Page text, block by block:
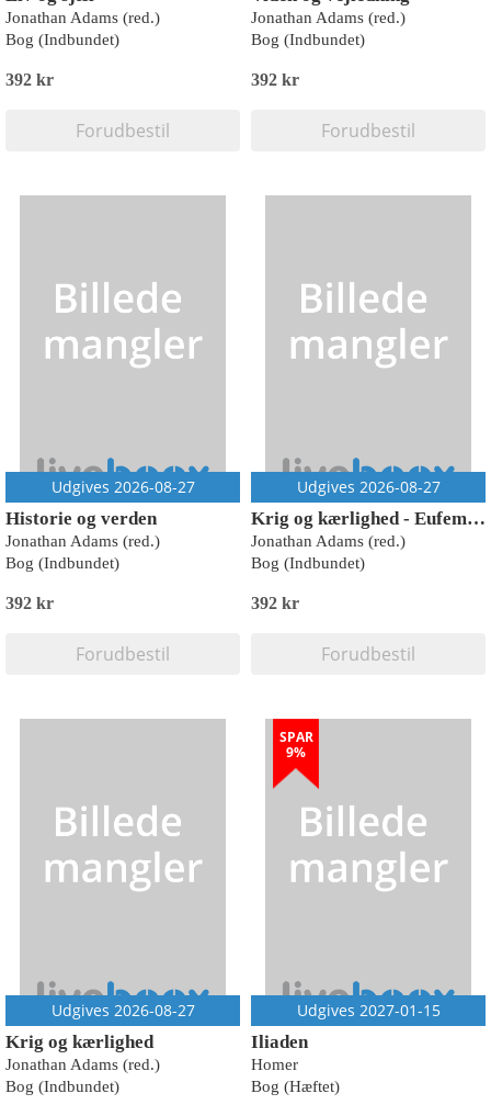
Jonathan Adams (red.)
Bog (Indbundet)
392 kr
Forudbestil
Jonathan Adams (red.)
Bog (Indbundet)
392 kr
Forudbestil
Udgives 2026-08-27
Historie og verden
Jonathan Adams (red.)
Bog (Indbundet)
392 kr
Forudbestil
Udgives 2026-08-27
Krig og kærlighed - Eufemiaviserne
Jonathan Adams (red.)
Bog (Indbundet)
392 kr
Forudbestil
Udgives 2026-08-27
Krig og kærlighed
Jonathan Adams (red.)
Bog (Indbundet)
SPAR
9%
Udgives 2027-01-15
Iliaden
Homer
Bog (Hæftet)